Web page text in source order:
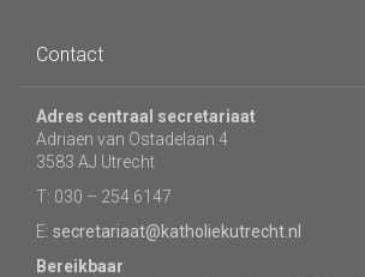
Contact
Adres centraal secretariaat
Adriaen van Ostadelaan 4
3583 AJ Utrecht
T: 030 – 254 6147
E: secretariaat@katholiekutrecht.nl
Bereikbaar